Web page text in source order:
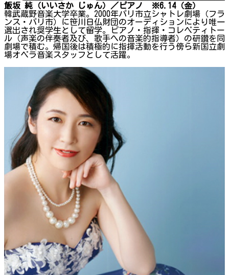
飯坂 純（いいさか じゅん）／ピアノ ※6.14（金）
韓武蔵野音楽大学卒業。2000年パリ市立シャトレ劇場（フラ
ンス・パリ市）に笹川日仏財団のオーディションにより唯一
選出され奨学生として留学。ピアノ・指揮・コレペティトー
ル（声楽の伴奏者及び、歌手への音楽的指導者）の研鑽を同
劇場で積む。帰国後は積極的に指揮活動を行う傍ら新国立劇
場オペラ音楽スタッフとして活躍。